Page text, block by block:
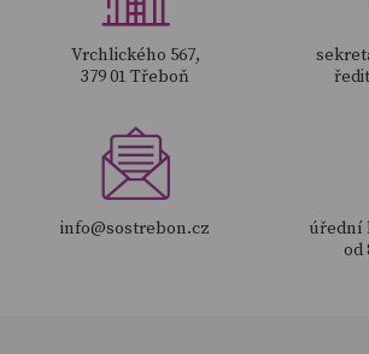
Vrchlického 567,
379 01 Třeboň
info@sostrebon.cz
úřední
od